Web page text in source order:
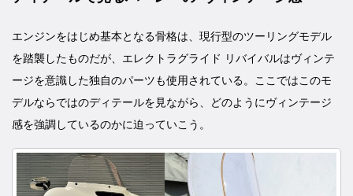
エンジンをはじめ基本となる骨格は、現行型のツーリングモデル
を踏襲したものだが、エレクトラグライド リバイバルはヴィンテ
ージを意識した独自のパーツも使用されている。ここではこのモ
デルならではのディテールを見ながら、どのようにヴィンテージ
感を強調しているのかに迫っていこう。